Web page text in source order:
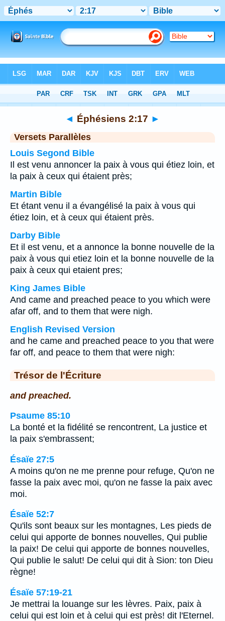
Chapitre 2 > Verset 17
◄ Éphésiens 2:17 ►
Versets Parallèles
Louis Segond Bible
Il est venu annoncer la paix à vous qui étiez loin, et
la paix à ceux qui étaient près;
Martin Bible
Et étant venu il a évangélisé la paix à vous qui
étiez loin, et à ceux qui étaient près.
Darby Bible
Et il est venu, et a annonce la bonne nouvelle de la
paix à vous qui etiez loin et la bonne nouvelle de la
paix à ceux qui etaient pres;
King James Bible
And came and preached peace to you which were
afar off, and to them that were nigh.
English Revised Version
and he came and preached peace to you that were
far off, and peace to them that were nigh:
Trésor de l'Écriture
and preached.
Psaume 85:10
La bonté et la fidélité se rencontrent, La justice et
la paix s'embrassent;
Ésaïe 27:5
A moins qu'on ne me prenne pour refuge, Qu'on ne
fasse la paix avec moi, qu'on ne fasse la paix avec
moi.
Ésaïe 52:7
Qu'ils sont beaux sur les montagnes, Les pieds de
celui qui apporte de bonnes nouvelles, Qui publie
la paix! De celui qui apporte de bonnes nouvelles,
Qui publie le salut! De celui qui dit à Sion: ton Dieu
règne!
Ésaïe 57:19-21
Je mettrai la louange sur les lèvres. Paix, paix à
celui qui est loin et à celui qui est près! dit l'Eternel.